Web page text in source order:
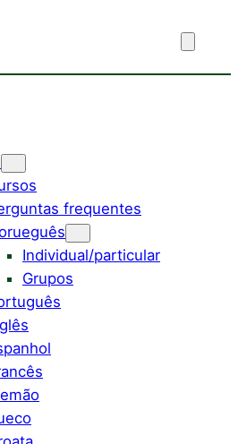
frequentes
Individual/particular
Grupos